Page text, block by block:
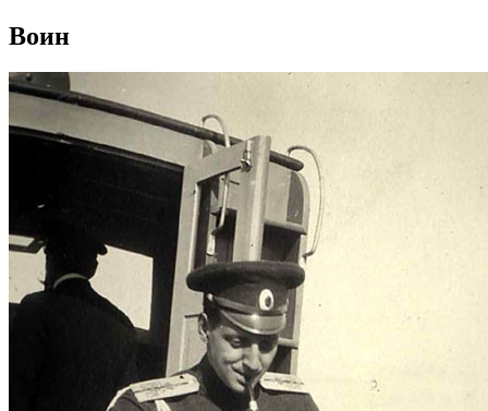
Воин